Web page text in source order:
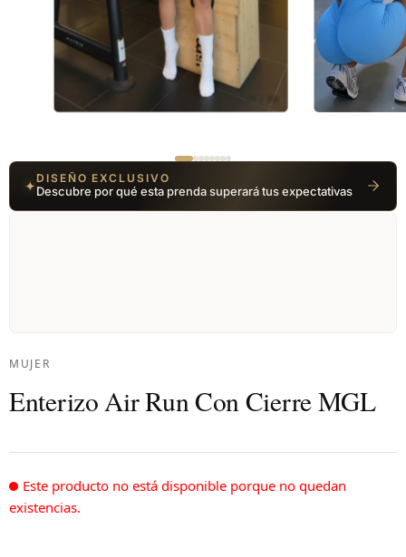
01 / 08
✦ DISEÑO EXCLUSIVO
Descubre por qué esta prenda superará tus expectativas
MUJER
Enterizo Air Run Con Cierre MGL
Este producto no está disponible porque no quedan
existencias.